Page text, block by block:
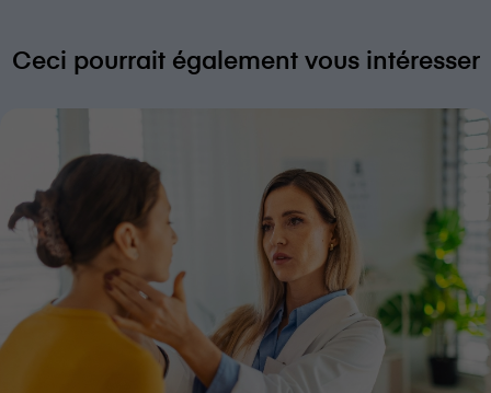
Ceci pourrait également vous intéresser